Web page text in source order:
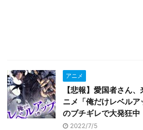
アニメ
【悲報】愛国者さん
ニメ「俺だけレベル
のブチギレで大発狂中
2022/7/5